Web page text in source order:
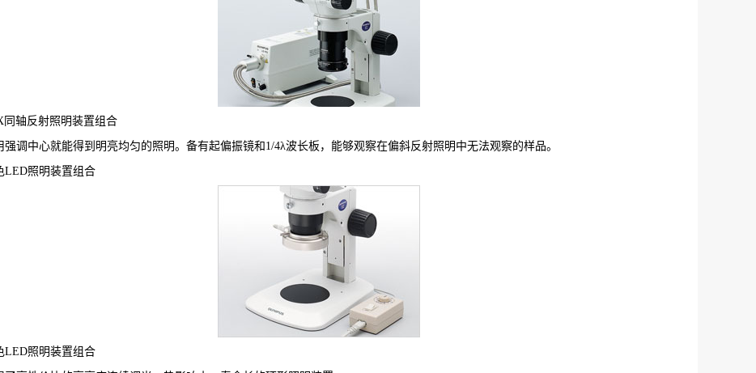
同轴反射照明装置组合
强调中心就能得到明亮均匀的照明。备有起偏振镜和1/4λ波长板，能够观察在偏斜反射照明中无法观察的样品。
LED照明装置组合
LED照明装置组合